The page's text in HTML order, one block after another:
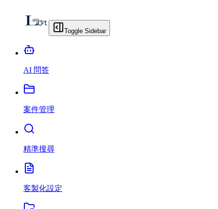
Toggle Sidebar
AI 問答
案件管理
精準搜尋
客製化設定